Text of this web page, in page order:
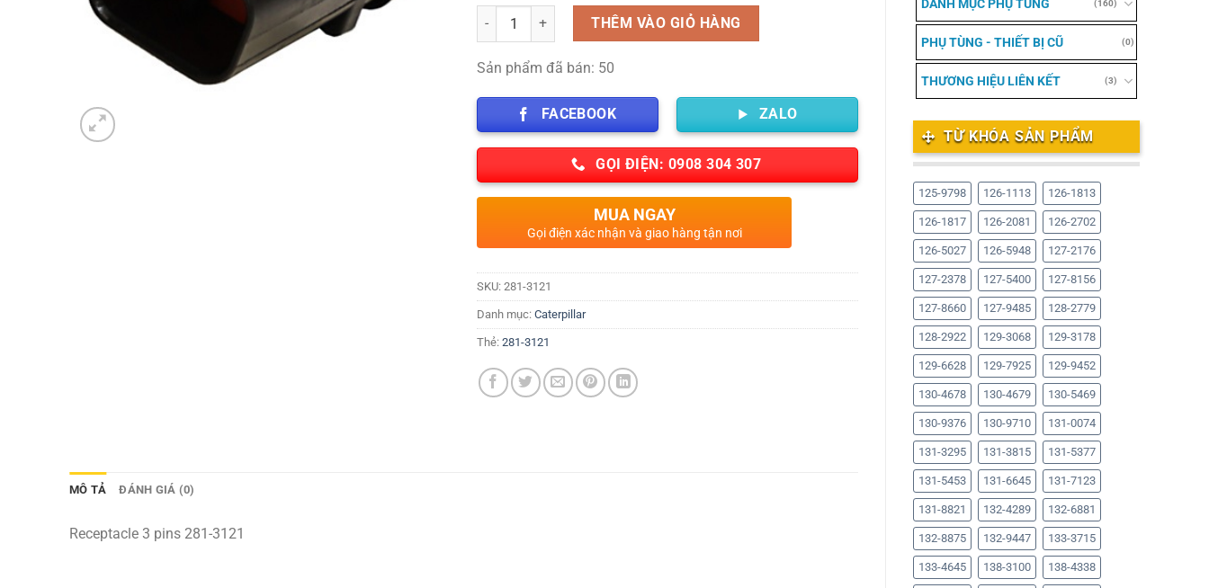
DANH MỤC PHỤ TÙNG (160)
PHỤ TÙNG - THIẾT BỊ CŨ (0)
THƯƠNG HIỆU LIÊN KẾT (3)
TỪ KHÓA SẢN PHẨM
125-9798 126-1113 126-1813
126-1817 126-2081 126-2702
126-5027 126-5948 127-2176
127-2378 127-5400 127-8156
127-8660 127-9485 128-2779
128-2922 129-3068 129-3178
129-6628 129-7925 129-9452
130-4678 130-4679 130-5469
130-9376 130-9710 131-0074
131-3295 131-3815 131-5377
131-5453 131-6645 131-7123
131-8821 132-4289 132-6881
132-8875 132-9447 133-3715
133-4645 138-3100 138-4338
Số lượng THÊM VÀO GIỎ HÀNG
Sản phẩm đã bán: 50
FACEBOOK ZALO
GỌI ĐIỆN: 0908 304 307
MUA NGAY
Gọi điện xác nhận và giao hàng tận nơi
SKU:281-3121
Danh mục:Caterpillar
Thẻ:281-3121
MÔ TẢ ĐÁNH GIÁ (0)
Receptacle 3 pins 281-3121